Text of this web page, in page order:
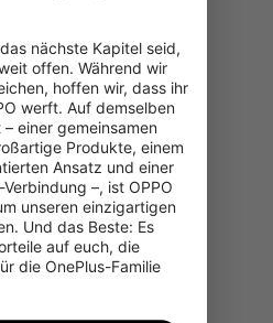
nicht gefunden
eingegebene URL.
Startseite
nächste Kapitel seid,
offen. Während wir
hoffen wir, dass ihr
werft. Auf demselben
einer gemeinsamen
Produkte, einem
Ansatz und einer
–, ist OPPO
unseren einzigartigen
Und das Beste: Es
auf euch, die
die OnePlus-Familie